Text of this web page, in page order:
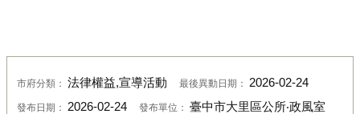
市府分類： 法律權益,宣導活動 最後異動日期： 2026-02-24
發布日期： 2026-02-24 發布單位： 臺中市大里區公所‧政風室